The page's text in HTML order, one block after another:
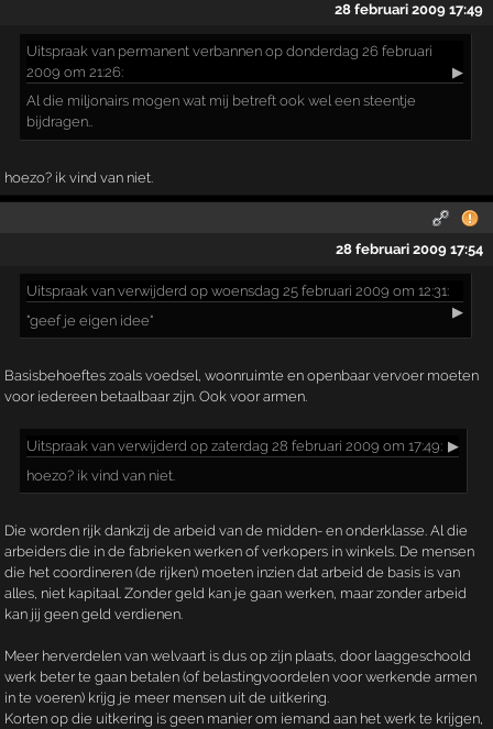
28 februari 2009 17:49
Uitspraak van permanent verbannen op donderdag 26 februari
2009 om 21:26:
▶
Al die miljonairs mogen wat mij betreft ook wel een steentje
bijdragen..
hoezo? ik vind van niet.
28 februari 2009 17:54
Uitspraak van verwijderd op woensdag 25 februari 2009 om 12:31:
▶
"geef je eigen idee"
Basisbehoeftes zoals voedsel, woonruimte en openbaar vervoer moeten
voor iedereen betaalbaar zijn. Ook voor armen.
Uitspraak van verwijderd op zaterdag 28 februari 2009 om 17:49: ▶
hoezo? ik vind van niet.
Die worden rijk dankzij de arbeid van de midden- en onderklasse. Al die
arbeiders die in de fabrieken werken of verkopers in winkels. De mensen
die het coordineren (de rijken) moeten inzien dat arbeid de basis is van
alles, niet kapitaal. Zonder geld kan je gaan werken, maar zonder arbeid
kan jij geen geld verdienen.
Meer herverdelen van welvaart is dus op zijn plaats, door laaggeschoold
werk beter te gaan betalen (of belastingvoordelen voor werkende armen
in te voeren) krijg je meer mensen uit de uitkering.
Korten op die uitkering is geen manier om iemand aan het werk te krijgen,